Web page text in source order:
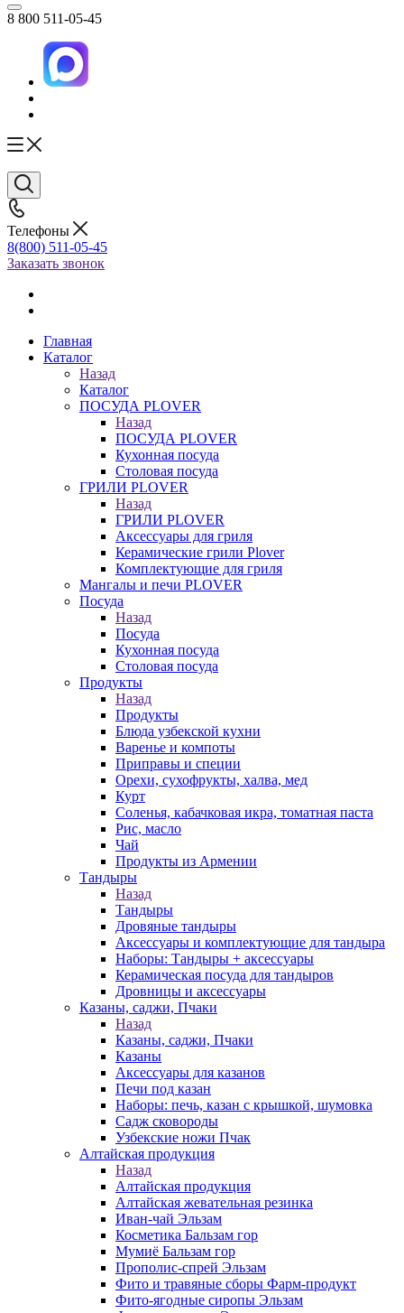
8 800 511-05-45
Телефоны
8(800) 511-05-45
Заказать звонок
Главная
Каталог
Назад
Каталог
ПОСУДА PLOVER
Назад
ПОСУДА PLOVER
Кухонная посуда
Столовая посуда
ГРИЛИ PLOVER
Назад
ГРИЛИ PLOVER
Аксессуары для гриля
Керамические грили Plover
Комплектующие для гриля
Мангалы и печи PLOVER
Посуда
Назад
Посуда
Кухонная посуда
Столовая посуда
Продукты
Назад
Продукты
Блюда узбекской кухни
Варенье и компоты
Приправы и специи
Орехи, сухофрукты, халва, мед
Курт
Соленья, кабачковая икра, томатная паста
Рис, масло
Чай
Продукты из Армении
Тандыры
Назад
Тандыры
Дровяные тандыры
Аксессуары и комплектующие для тандыра
Наборы: Тандыры + аксессуары
Керамическая посуда для тандыров
Дровницы и аксессуары
Казаны, саджи, Пчаки
Назад
Казаны, саджи, Пчаки
Казаны
Аксессуары для казанов
Печи под казан
Наборы: печь, казан с крышкой, шумовка
Садж сковороды
Узбекские ножи Пчак
Алтайская продукция
Назад
Алтайская продукция
Алтайская жевательная резинка
Иван-чай Эльзам
Косметика Бальзам гор
Мумиё Бальзам гор
Прополис-спрей Эльзам
Фито и травяные сборы Фарм-продукт
Фито-ягодные сиропы Эльзам